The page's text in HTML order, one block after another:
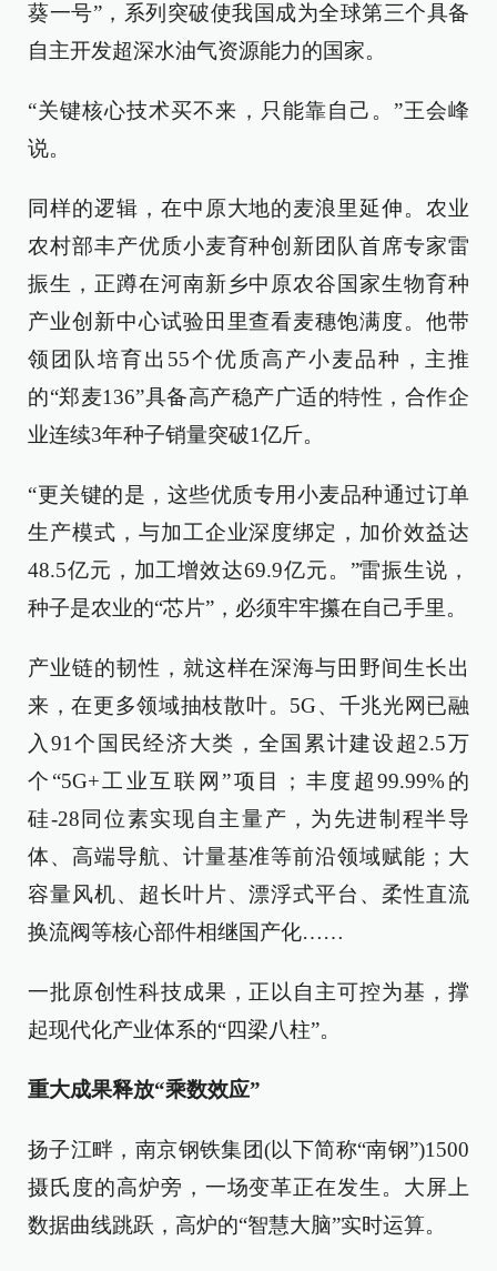
葵一号”，系列突破使我国成为全球第三个具备
自主开发超深水油气资源能力的国家。
“关键核心技术买不来，只能靠自己。”王会峰
说。
同样的逻辑，在中原大地的麦浪里延伸。农业
农村部丰产优质小麦育种创新团队首席专家雷
振生，正蹲在河南新乡中原农谷国家生物育种
产业创新中心试验田里查看麦穗饱满度。他带
领团队培育出55个优质高产小麦品种，主推
的“郑麦136”具备高产稳产广适的特性，合作企
业连续3年种子销量突破1亿斤。
“更关键的是，这些优质专用小麦品种通过订单
生产模式，与加工企业深度绑定，加价效益达
48.5亿元，加工增效达69.9亿元。”雷振生说，
种子是农业的“芯片”，必须牢牢攥在自己手里。
产业链的韧性，就这样在深海与田野间生长出
来，在更多领域抽枝散叶。5G、千兆光网已融
入91个国民经济大类，全国累计建设超2.5万
个“5G+工业互联网”项目；丰度超99.99%的
硅-28同位素实现自主量产，为先进制程半导
体、高端导航、计量基准等前沿领域赋能；大
容量风机、超长叶片、漂浮式平台、柔性直流
换流阀等核心部件相继国产化……
一批原创性科技成果，正以自主可控为基，撑
起现代化产业体系的“四梁八柱”。
重大成果释放“乘数效应”
扬子江畔，南京钢铁集团(以下简称“南钢”)1500
摄氏度的高炉旁，一场变革正在发生。大屏上
数据曲线跳跃，高炉的“智慧大脑”实时运算。